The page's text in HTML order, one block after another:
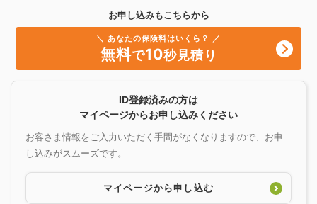
お申し込みもこちらから
＼ あなたの保険料はいくら？ ／
無料で10秒見積り
ID登録済みの方は
マイページからお申し込みください
お客さま情報をご入力いただく手間がなくなりますので、お申
し込みがスムーズです。
マイページから申し込む